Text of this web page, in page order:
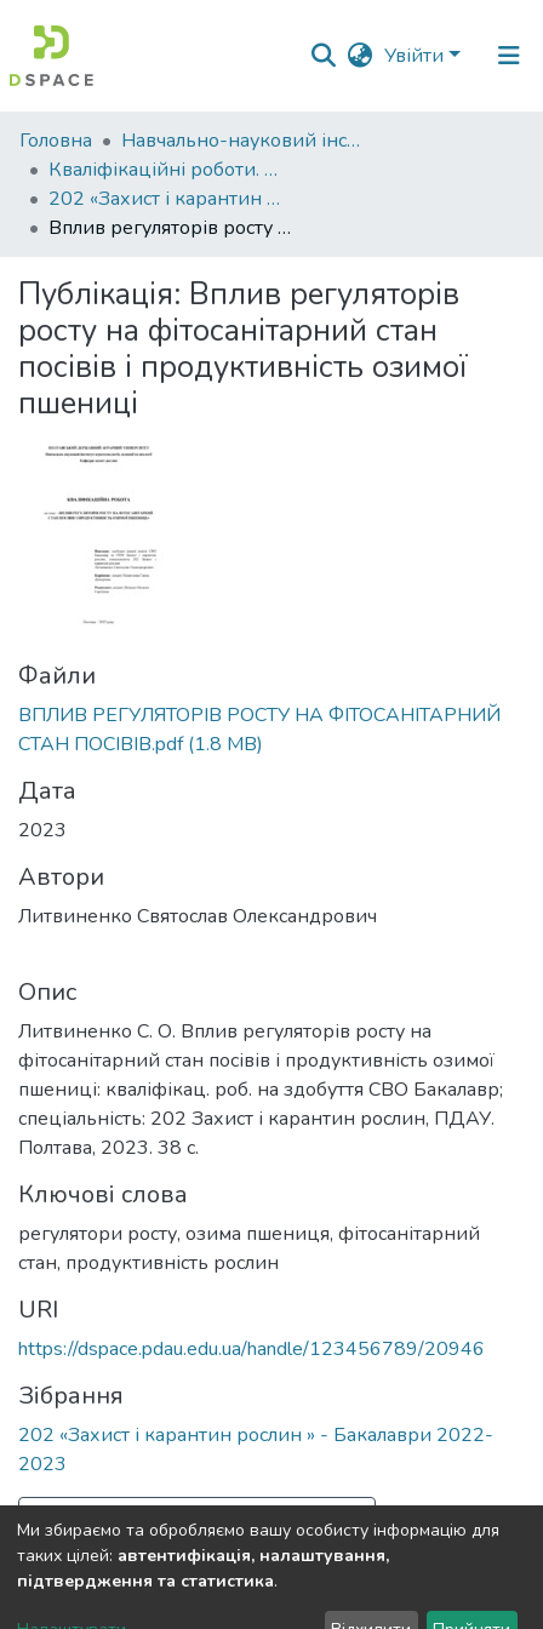
Увійти
Фонди
та
зібрання
Пошук за критеріями
Статистика
Головна
Навчально-науковий інститут агротехнологій, селекції та екології
Кваліфікаційні роботи. ННІ агротехнологій, селекції та екології
202 «Захист і карантин рослин » - Бакалаври 2022-2023
Вплив регуляторів росту на фітосанітарний стан посівів і продуктивність озимої пшениці
Публікація: Вплив регуляторів
росту на фітосанітарний стан
посівів і продуктивність озимої
пшениці
Файли
ВПЛИВ РЕГУЛЯТОРІВ РОСТУ НА ФІТОСАНІТАРНИЙ
СТАН ПОСІВІВ.pdf(1.8 MB)
Дата
2023
Автори
Литвиненко Святослав Олександрович
Опис
Литвиненко С. О. Вплив регуляторів росту на
фітосанітарний стан посівів і продуктивність озимої
пшениці: кваліфікац. роб. на здобуття СВО Бакалавр;
спеціальність: 202 Захист і карантин рослин, ПДАУ.
Полтава, 2023. 38 с.
Ключові слова
регулятори росту, озима пшениця, фітосанітарний
стан, продуктивність рослин
URI
https://dspace.pdau.edu.ua/handle/123456789/20946
Зібрання
202 «Захист і карантин рослин » - Бакалаври 2022-
2023
Повна інформація про документ
Полтавський державний аграрний університет
LYRASIS
Ми збираємо та обробляємо вашу особисту інформацію для
таких цілей: автентифікація, налаштування,
підтвердження та статистика.